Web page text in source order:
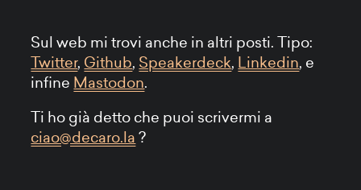
Sul web mi trovi anche in altri posti. Tipo:
Twitter, Github, Speakerdeck, Linkedin, e
infine Mastodon.
Ti ho già detto che puoi scrivermi a
ciao@decaro.la ?